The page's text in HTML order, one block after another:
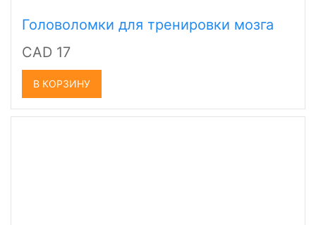
Головоломки для тренировки мозга
CAD 17
В КОРЗИНУ